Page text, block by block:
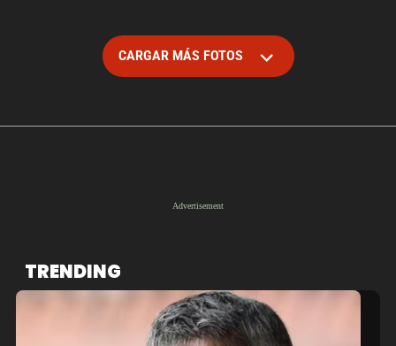
CARGAR MÁS FOTOS
TRENDING